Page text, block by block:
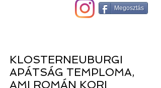
Megosztás
KLOSTERNEUBURGI
APÁTSÁG TEMPLOMA,
AMI ROMÁN KORI